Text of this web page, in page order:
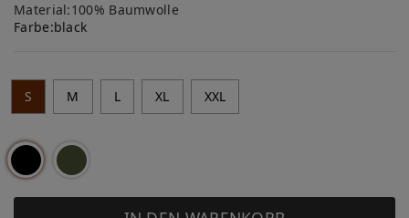
Material:100% Baumwolle
Farbe:black
S M L XL XXL